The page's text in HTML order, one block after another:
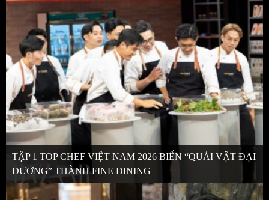
TẬP 1 TOP CHEF VIỆT NAM 2026 BIẾN “QUÁI VẬT ĐẠI
DƯƠNG” THÀNH FINE DINING